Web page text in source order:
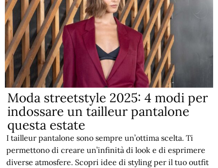
Moda streetstyle 2025: 4 modi per
indossare un tailleur pantalone
questa estate
I tailleur pantalone sono sempre un’ottima scelta. Ti
permettono di creare un’infinità di look e di esprimere
diverse atmosfere. Scopri idee di styling per il tuo outfit